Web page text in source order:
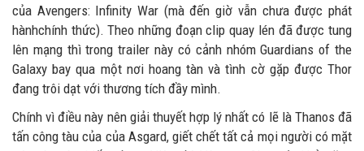
của Avengers: Infinity War (mà đến giờ vẫn chưa được phát
hànhchính thức). Theo những đoạn clip quay lén đã được tung
lên mạng thì trong trailer này có cảnh nhóm Guardians of the
Galaxy bay qua một nơi hoang tàn và tình cờ gặp được Thor
đang trôi dạt với thương tích đầy mình.
Chính vì điều này nên giải thuyết hợp lý nhất có lẽ là Thanos đã
tấn công tàu của của Asgard, giết chết tất cả mọi người có mặt